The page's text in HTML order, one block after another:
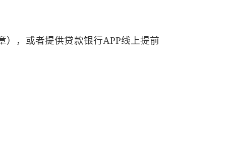
），或者提供贷款银行APP线上提前